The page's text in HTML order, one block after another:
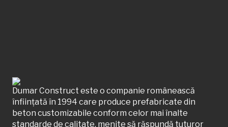
Dumar Construct este o companie românească
înființată în 1994 care produce prefabricate din
beton customizabile conform celor mai înalte
standarde de calitate, menite să răspundă tuturor